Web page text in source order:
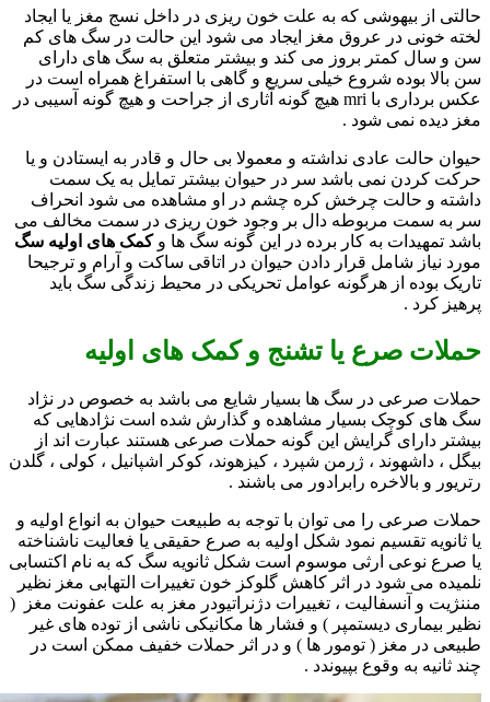
حالتی از بیهوشی که به علت خون ریزی در داخل نسج مغز یا ایجاد
لخته خونی در عروق مغز ایجاد می شود این حالت در سگ های کم
سن و سال کمتر بروز می کند و بیشتر متعلق به سگ های دارای
سن بالا بوده شروع خیلی سریع و گاهی با استفراغ همراه است در
عکس برداری با mri هیچ گونه آثاری از جراحت و هیچ گونه آسیبی در
مغز دیده نمی شود .
حیوان حالت عادی نداشته و معمولا بی حال و قادر به ایستادن و یا
حرکت کردن نمی باشد سر در حیوان بیشتر تمایل به یک سمت
داشته و حالت چرخش کره چشم در او مشاهده می شود انحراف
سر به سمت مربوطه دال بر وجود خون ریزی در سمت مخالف می
باشد تمهیدات به کار برده در این گونه سگ ها وکمک های اولیه سگ
مورد نیاز شامل قرار دادن حیوان در اتاقی ساکت و آرام و ترجیحا
تاریک بوده از هرگونه عوامل تحریکی در محیط زندگی سگ باید
پرهیز کرد .
حملات صرع یا تشنج و کمک های اولیه
حملات صرعی در سگ ها بسیار شایع می باشد به خصوص در نژاد
سگ های کوچک بسیار مشاهده و گذارش شده است نژادهایی که
بیشتر دارای گرایش این گونه حملات صرعی هستند عبارت اند از
بیگل ، داشهوند ، ژرمن شپرد ، کیزهوند، کوکر اشپانیل ، کولی ، گلدن
رتریور و بالاخره رابرادور می باشند .
حملات صرعی را می توان با توجه به طبیعت حیوان به انواع اولیه و
یا ثانویه تقسیم نمود شکل اولیه به صرع حقیقی یا فعالیت ناشناخته
یا صرع نوعی ارثی موسوم است شکل ثانویه سگ که به نام اکتسابی
نلمیده می شود در اثر کاهش گلوکز خون تغییرات التهابی مغز نظیر
مننژیت و آنسفالیت ، تغییرات دژنراتیودر مغز به علت عفونت مغز (
نظیر بیماری دیستمپر ) و فشار ها مکانیکی ناشی از توده های غیر
طبیعی در مغز ( تومور ها ) و در اثر حملات خفیف ممکن است در
چند ثانیه به وقوع بپیوندد .